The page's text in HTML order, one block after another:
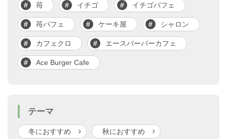
苺 イチゴ イチゴパフェ
苺パフェ ケーキ屋 シャロン
カフェクロ エースバーバーカフェ
Ace Burger Cafe
テーマ
冬におすすめ 秋におすすめ